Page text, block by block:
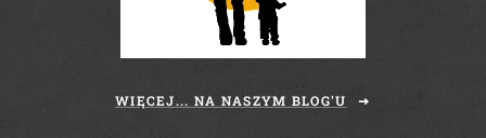
WIĘCEJ... NA NASZYM BLOG'U